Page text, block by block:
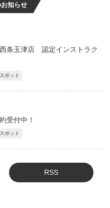
知らせ
条玉津店 認定インストラク
ポット
受付中！
ポット
RSS